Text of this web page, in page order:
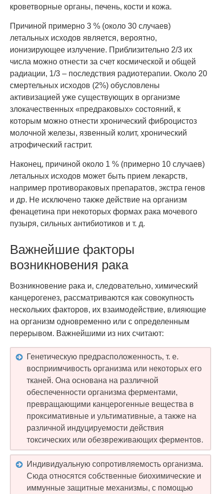
кроветворные органы, печень, кости и кожа.
Причиной примерно 3 % (около 30 случаев)
летальных исходов является, вероятно,
ионизирующее излучение. Приблизительно 2/3 их
числа можно отнести за счет космической и общей
радиации, 1/3 – последствия радиотерапии. Около 20
смертельных исходов (2%) обусловлены
активизацией уже существующих в организме
злокачественных «предраковых» состояний, к
которым можно отнести хронический фиброцистоз
молочной железы, язвенный колит, хронический
атрофический гастрит.
Наконец, причиной около 1 % (примерно 10 случаев)
летальных исходов может быть прием лекарств,
например противораковых препаратов, экстра генов
и др. Не исключено также действие на организм
фенацетина при некоторых формах рака мочевого
пузыря, сильных антибиотиков и т. д.
Важнейшие факторы
возникновения рака
Возникновение рака и, следовательно, химический
канцерогенез, рассматриваются как совокупность
нескольких факторов, их взаимодействие, влияющие
на организм одновременно или с определенным
перерывом. Важнейшими из них считают:
Генетическую предрасположенность, т. е.
восприимчивость организма или некоторых его
тканей. Она основана на различной
обеспеченности организма ферментами,
превращающими канцерогенные вещества в
проксимативные и ультимативные, а также на
различной индуцируемости действия
токсических или обезвреживающих ферментов.
Индивидуальную сопротивляемость организма.
Сюда относятся собственные биохимические и
иммунные защитные механизмы, с помощью